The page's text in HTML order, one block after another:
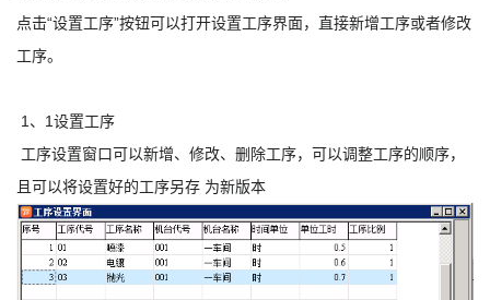
点击“设置工序”按钮可以打开设置工序界面，直接新增工序或者修改
工序。
1、1设置工序
工序设置窗口可以新增、修改、删除工序，可以调整工序的顺序，
且可以将设置好的工序另存 为新版本